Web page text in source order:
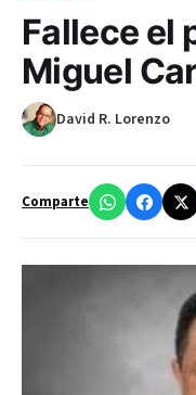
Fallece el
Miguel
David R. Lorenzo
Comparte